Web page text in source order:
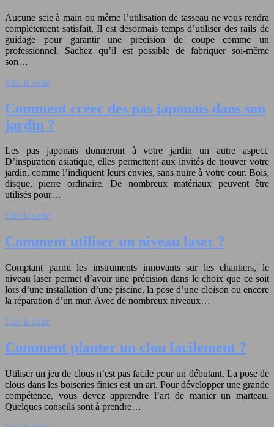
Aucune scie à main ou même l’utilisation de tasseau ne vous rendra
complètement satisfait. Il est désormais temps d’utiliser des rails de
guidage pour garantir une précision de coupe comme un
professionnel. Sachez qu’il est possible de fabriquer soi-même
son…
Lire la suite
Comment créer des pas japonais dans son
jardin ?
Les pas japonais donneront à votre jardin un autre aspect.
D’inspiration asiatique, elles permettent aux invités de trouver votre
jardin, comme l’indiquent leurs envies, sans nuire à votre cour. Bois,
disque, pierre ordinaire. De nombreux matériaux peuvent être
utilisés pour…
Lire la suite
Comment utiliser un niveau laser ?
Comptant parmi les instruments innovants sur les chantiers, le
niveau laser permet d’avoir une précision dans le choix que ce soit
lors d’une installation d’une piscine, la pose d’une cloison ou encore
la réparation d’un mur. Avec de nombreux niveaux…
Lire la suite
Comment planter un clou facilement ?
Utiliser un jeu de clous n’est pas facile pour un débutant. La pose de
clous dans les boiseries finies est un art. Pour développer une grande
compétence, vous devez apprendre l’art de manier un marteau.
Quelques conseils sont à prendre…